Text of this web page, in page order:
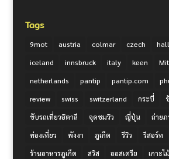
Tags
9mot austria colmar czech
iceland
innsbruck italy keen
netherlands
pantip pantip.com
review
swiss switzerland กระบี่
ขับรถเที่ยวอิตาลี
จุดชมวิว ญี่ปุ่น ถ่าย
ท่องเที่ยว
พังงา ภูเก็ต รีวิว รีสอร์ท
ร้านอาหารภูเก็ต
สวิส ออสเตรีย เกาะ